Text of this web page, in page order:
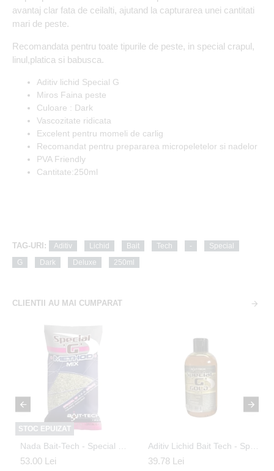
avantaj clar fata de ceilalti, ajutand la capturarea unei cantitati
mari de peste.
Recomandata pentru toate tipurile de peste, in special crapul,
linul,platica si babusca.
Aditiv lichid Special G
Miros Faina peste
Culoare : Dark
Vascozitate ridicata
Excelent pentru momeli de carlig
Recomandat pentru prepararea micropeletelor si nadelor
PVA Friendly
Cantitate:250ml
TAG-URI: Aditiv Lichid Bait Tech -
Special
G
Dark Deluxe 250ml
CLIENTII AU MAI CUMPARAT
STOC EPUIZAT
53.00 Lei 39.78 Lei